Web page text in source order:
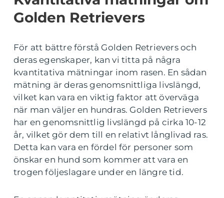
Golden Retrievers
För att bättre förstå Golden Retrievers och
deras egenskaper, kan vi titta på några
kvantitativa mätningar inom rasen. En sådan
mätning är deras genomsnittliga livslängd,
vilket kan vara en viktig faktor att överväga
när man väljer en hundras. Golden Retrievers
har en genomsnittlig livslängd på cirka 10-12
år, vilket gör dem till en relativt långlivad ras.
Detta kan vara en fördel för personer som
önskar en hund som kommer att vara en
trogen följeslagare under en längre tid.